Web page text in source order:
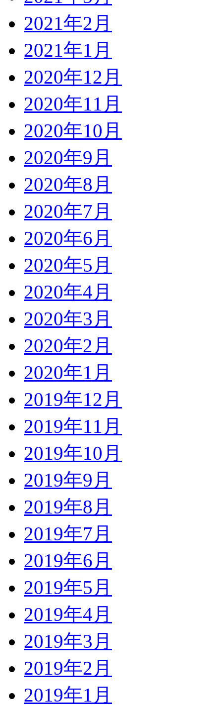
2021年2月
2021年1月
2020年12月
2020年11月
2020年10月
2020年9月
2020年8月
2020年7月
2020年6月
2020年5月
2020年4月
2020年3月
2020年2月
2020年1月
2019年12月
2019年11月
2019年10月
2019年9月
2019年8月
2019年7月
2019年6月
2019年5月
2019年4月
2019年3月
2019年2月
2019年1月